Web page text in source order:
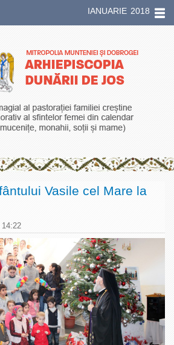
IANUARIE 2018
Vasile cel Mare la
14:22